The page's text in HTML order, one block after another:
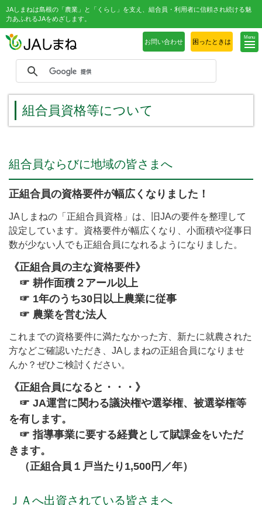
JAしまねは島根の「農業」と「くらし」を支え、組合員・利用者に信頼され続ける魅
力あふれるJAをめざします。
Menu
お問い合わせ 困ったときは
組合員資格等について
組合員ならびに地域の皆さまへ
正組合員の資格要件が幅広くなりました！
JAしまねの「正組合員資格」は、旧JAの要件を整理して
設定しています。資格要件が幅広くなり、小面積や従事日
数が少ない人でも正組合員になれるようになりました。
《正組合員の主な資格要件》
☞ 耕作面積２アール以上
☞ 1年のうち30日以上農業に従事
☞ 農業を営む法人
これまでの資格要件に満たなかった方、新たに就農された
方などご確認いただき、JAしまねの正組合員になりませ
んか？ぜひご検討ください。
《正組合員になると・・・》
☞ JA運営に関わる議決権や選挙権、被選挙権等
を有します。
☞ 指導事業に要する経費として賦課金をいただ
きます。
（正組合員１戸当たり1,500円／年）
ＪＡへ出資されている皆さまへ